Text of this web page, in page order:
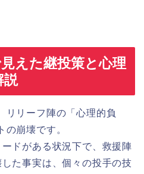
えた継投策と心理
説
リリーフ陣の「心理的負
の崩壊です。
ドがある状況下で、救援陣
た事実は、個々の投手の技